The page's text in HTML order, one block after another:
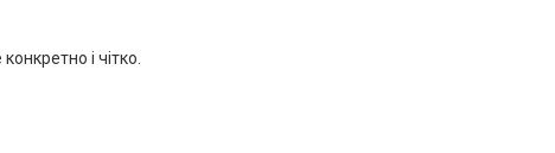
і чітко.